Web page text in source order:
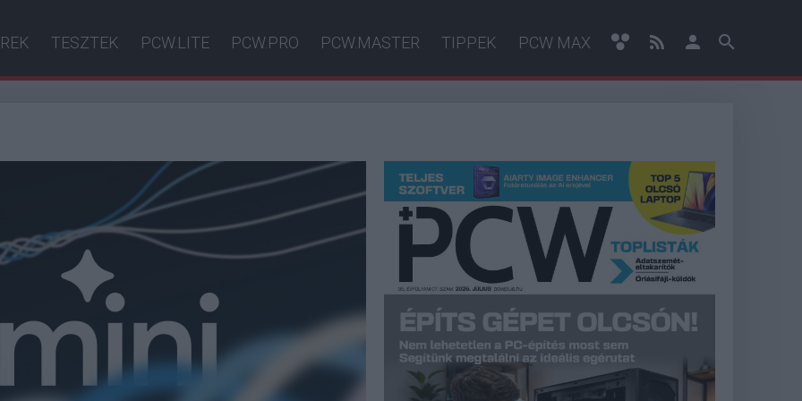
TESZTEK PCW.LITE PCW.PRO PCW.MASTER TIPPEK PCW MAX